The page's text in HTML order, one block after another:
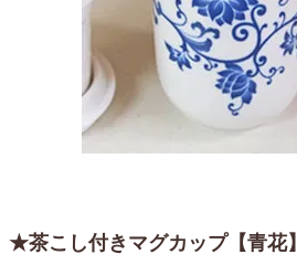
★茶こし付きマグカップ【青花】